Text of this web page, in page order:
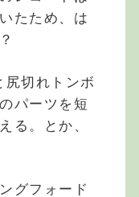
たため、は
尻切れトンボ
パーツを短
る。とか、
グフォード